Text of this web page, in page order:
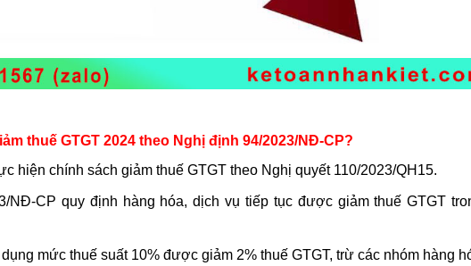
thuế GTGT 2024 theo Nghị định 94/2023/NĐ-CP?
hiện chính sách giảm thuế GTGT theo Nghị quyết 110/2023/QH15.
NĐ-CP quy định hàng hóa, dịch vụ tiếp tục được giảm thuế GTGT
mức thuế suất 10% được giảm 2% thuế GTGT, trừ các nhóm hàng